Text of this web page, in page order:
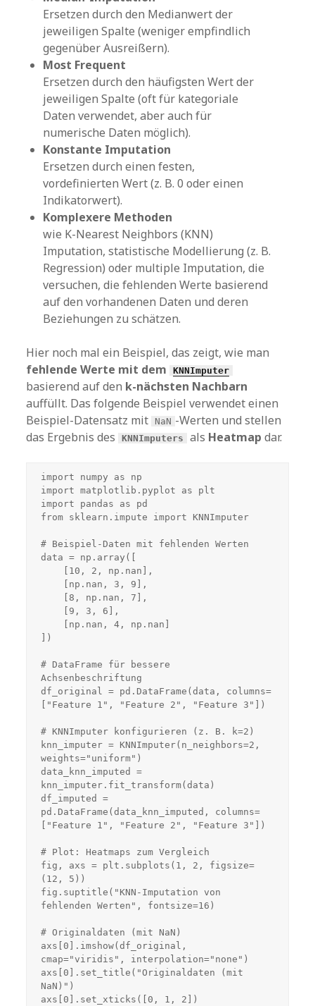
Ersetzen durch den Medianwert der
jeweiligen Spalte (weniger empfindlich
gegenüber Ausreißern).
Most Frequent
Ersetzen durch den häufigsten Wert der
jeweiligen Spalte (oft für kategoriale
Daten verwendet, aber auch für
numerische Daten möglich).
Konstante Imputation
Ersetzen durch einen festen,
vordefinierten Wert (z. B. 0 oder einen
Indikatorwert).
Komplexere Methoden
wie K-Nearest Neighbors (KNN)
Imputation, statistische Modellierung (z. B.
Regression) oder multiple Imputation, die
versuchen, die fehlenden Werte basierend
auf den vorhandenen Daten und deren
Beziehungen zu schätzen.
Hier noch mal ein Beispiel, das zeigt, wie man
fehlende Werte mit dem
KNNImputer
basierend auf den k-nächsten Nachbarn
auffüllt. Das folgende Beispiel verwendet einen
Beispiel-Datensatz mit
NaN -Werten und stellen
das Ergebnis des
KNNImputers als Heatmap dar.
import numpy as np
import matplotlib.pyplot as plt
import pandas as pd
from sklearn.impute import KNNImputer
# Beispiel-Daten mit fehlenden Werten
data = np.array([
])
# DataFrame für bessere
Achsenbeschriftung
df_original = pd.DataFrame(data, columns=
["Feature 1", "Feature 2", "Feature 3"])
# KNNImputer konfigurieren (z. B. k=2)
knn_imputer = KNNImputer(n_neighbors=2,
weights="uniform")
data_knn_imputed =
knn_imputer.fit_transform(data)
df_imputed =
pd.DataFrame(data_knn_imputed, columns=
["Feature 1", "Feature 2", "Feature 3"])
# Plot: Heatmaps zum Vergleich
fig, axs = plt.subplots(1, 2, figsize=
(12, 5))
fig.suptitle("KNN-Imputation von
fehlenden Werten", fontsize=16)
# Originaldaten (mit NaN)
axs[0].imshow(df_original,
cmap="viridis", interpolation="none")
axs[0].set_title("Originaldaten (mit
NaN)")
axs[0].set_xticks([0, 1, 2])